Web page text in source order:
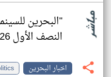
"البحرين
النصف الأول 2026
اخبار البحرين